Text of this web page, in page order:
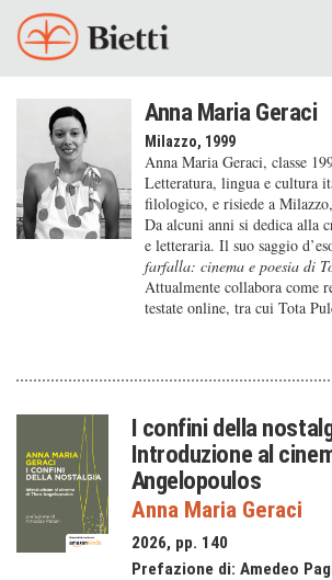
Anna Maria Geraci
Milazzo, 1999
Anna Maria Geraci, classe
Letteratura, lingua e cultura
filologico, e risiede a
Da alcuni anni si dedica alla
e letteraria. Il suo saggio
farfalla: cinema e poesia di
Attualmente collabora come
testate online, tra cui Tota
I confini della
Introduzione al
Angelopoulos
Anna Maria Geraci
2026, pp. 140
Prefazione di: Amedeo